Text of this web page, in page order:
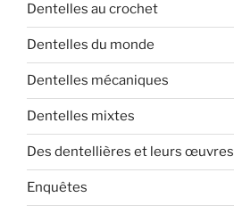
Dentelles au crochet
Dentelles du monde
Dentelles mécaniques
Dentelles mixtes
Des dentellières et leurs œuvres
Enquêtes